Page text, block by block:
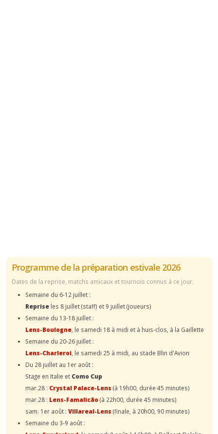
Programme de la préparation estivale 2026
Dates de la reprise, matchs amicaux et tournois connus à ce jour.
Semaine du 6-12 juillet :
Reprise les 8 juillet (staff) et 9 juillet (joueurs)
Semaine du 13-18 juillet :
Lens-Boulogne , le samedi 18 à midi et à huis-clos, à la Gaillette
Semaine du 20-26 juillet :
Lens-Charleroi , le samedi 25 à midi, au stade Blin d'Avion
Du 28 juillet au 1er août :
Stage en Italie et Como Cup
mar.28 : Crystal Palace-Lens (à 19h00, durée 45 minutes)
mar.28 : Lens-Famalicão(à 22h00, durée 45 minutes)
sam. 1er août : Villareal-Lens (finale, à 20h00, 90 minutes)
Semaine du 3-9 août :